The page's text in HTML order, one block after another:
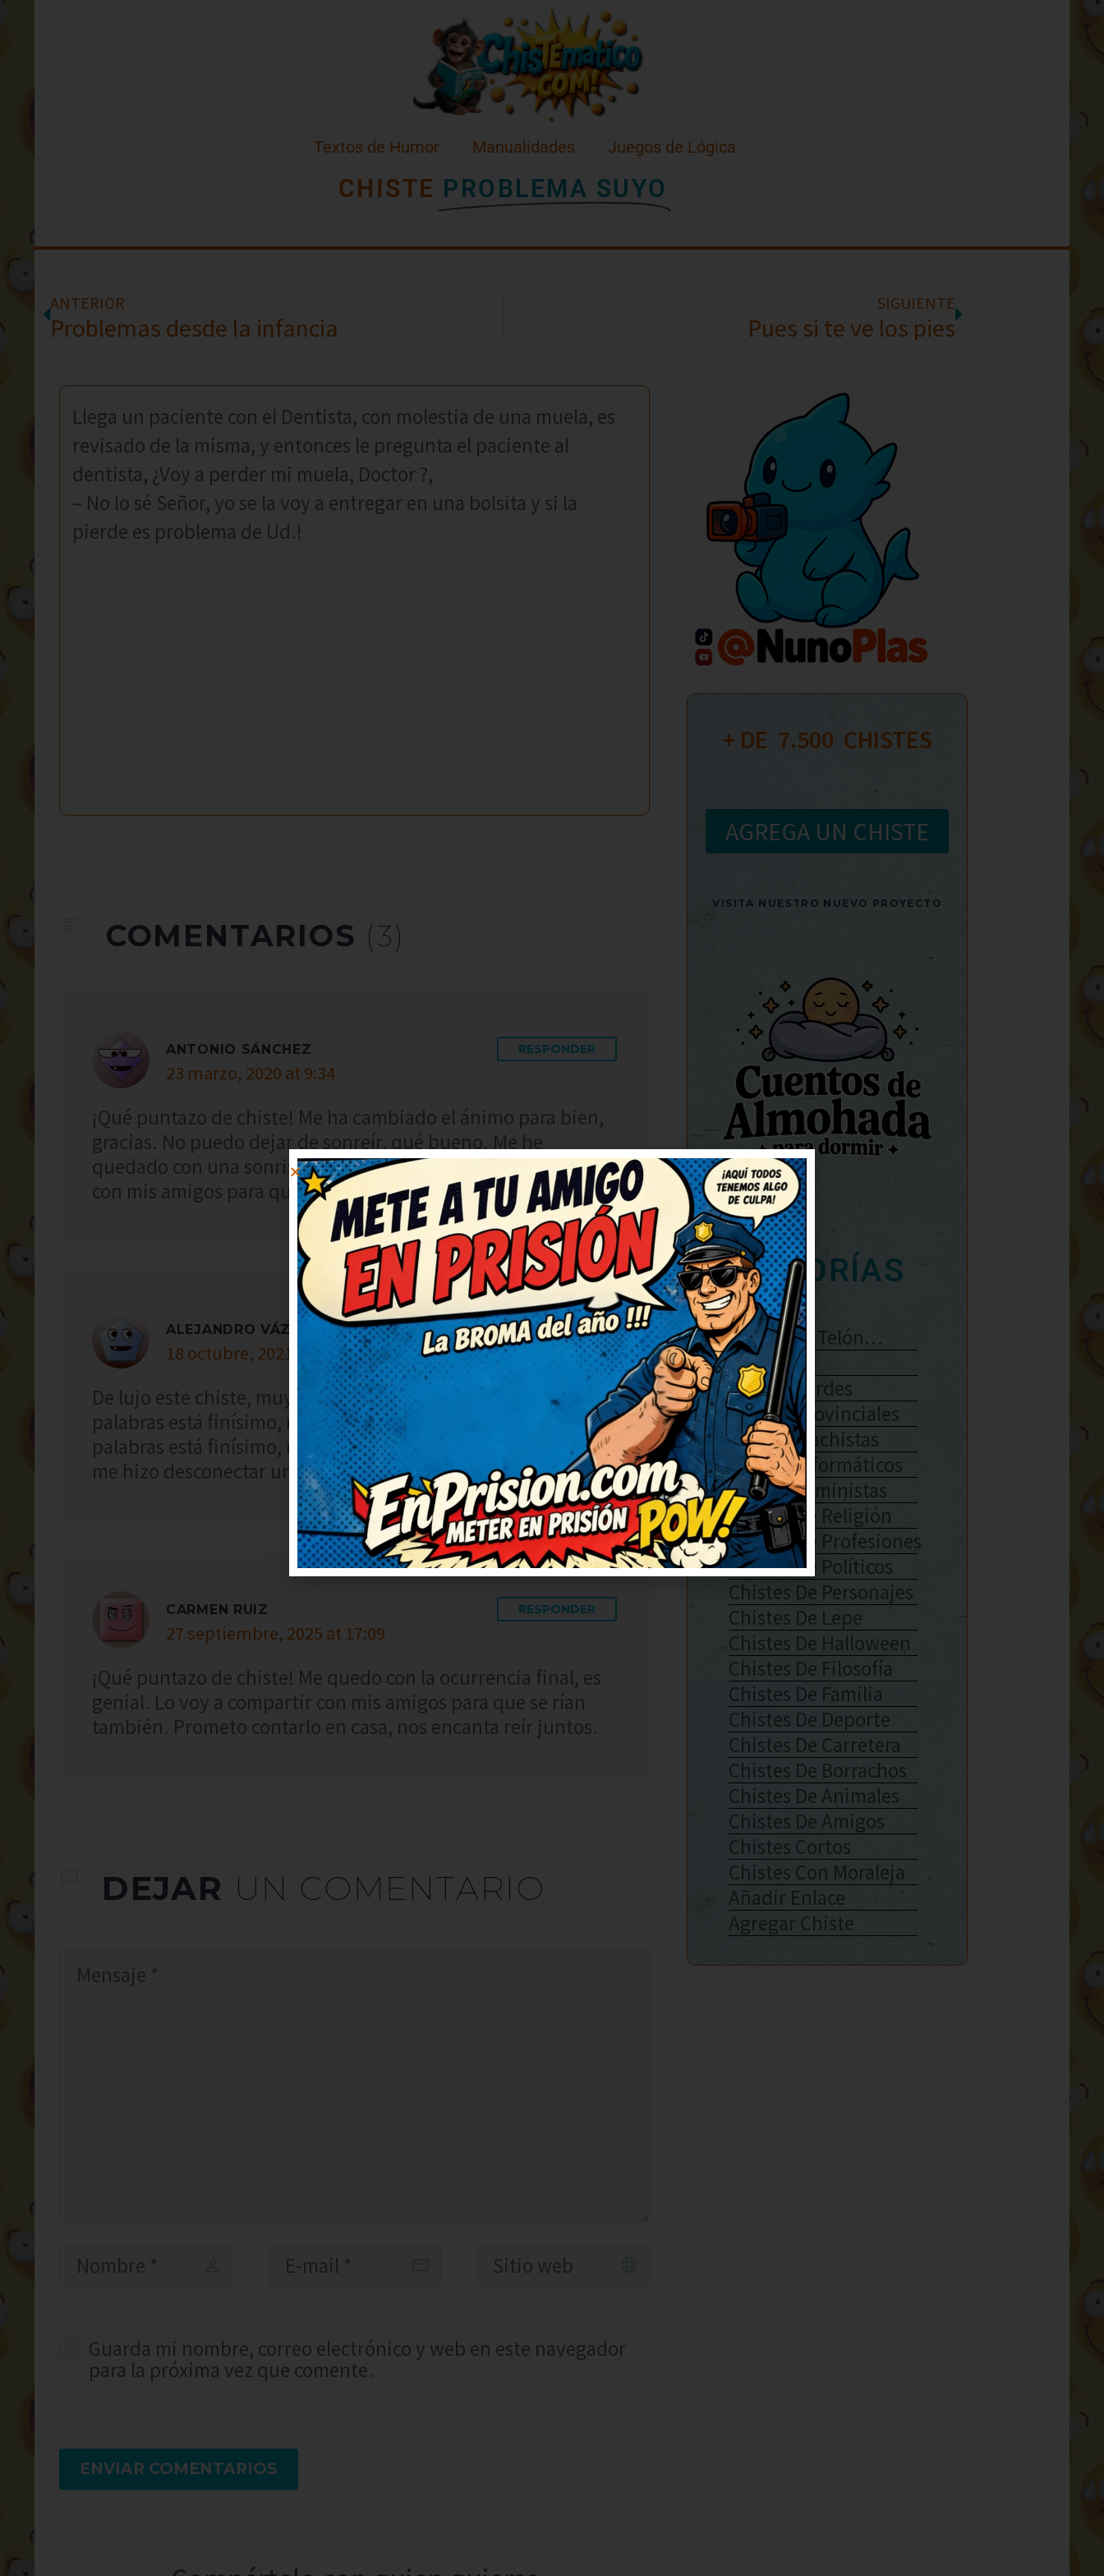
Textos de Humor Manualidades Juegos de Lógica
CHISTE PROBLEMA SUYO
ANTERIOR
Problemas desde la infancia
SIGUIENTE
Pues si te ve los pies
Llega un paciente con el Dentista, con molestia de una muela, es
revisado de la misma, y entonces le pregunta el paciente al
dentista, ¿Voy a perder mi muela, Doctor ?,
– No lo sé Señor, yo se la voy a entregar en una bolsita y si la
pierde es problema de Ud.!
COMENTARIOS (3)
ANTONIO SÁNCHEZ
23 marzo, 2020 at 9:34
RESPONDER
¡Qué puntazo de chiste! Me ha cambiado el ánimo para bien,
gracias. No puedo dejar de sonreír, qué bueno. Me he
quedado con una sonrisa tonta, ¡genial! Lo voy a compartir
con mis amigos para que se rían también.
ALEJANDRO VÁZQUEZ
18 octubre, 2021 at 6:53
RESPONDER
De lujo este chiste, muy simpático y fresco. El juego de
palabras está finísimo, me ha sorprendido. El juego de
palabras está finísimo, me ha sorprendido. Entretenidísimo,
me hizo desconectar un rato.
CARMEN RUIZ
27 septiembre, 2025 at 17:09
RESPONDER
¡Qué puntazo de chiste! Me quedo con la ocurrencia final, es
genial. Lo voy a compartir con mis amigos para que se rían
también. Prometo contarlo en casa, nos encanta reír juntos.
DEJAR UN COMENTARIO
Guarda mi nombre, correo electrónico y web en este navegador
para la próxima vez que comente.
ENVIAR COMENTARIOS
+ DE 7.500
  CHISTES
AGREGA UN CHISTE
VISITA NUESTRO NUEVO PROYECTO
CATEGORÍAS
Se Abre El Telón…
Enlaces
Chistes Verdes
Chistes Provinciales
Chistes Machistas
Chistes Informáticos
Chistes Feministas
Chistes De Religión
Chistes De Profesiones
Chistes De Políticos
Chistes De Personajes
Chistes De Lepe
Chistes De Halloween
Chistes De Filosofía
Chistes De Familia
Chistes De Deporte
Chistes De Carretera
Chistes De Borrachos
Chistes De Animales
Chistes De Amigos
Chistes Cortos
Chistes Con Moraleja
Añadir Enlace
Agregar Chiste